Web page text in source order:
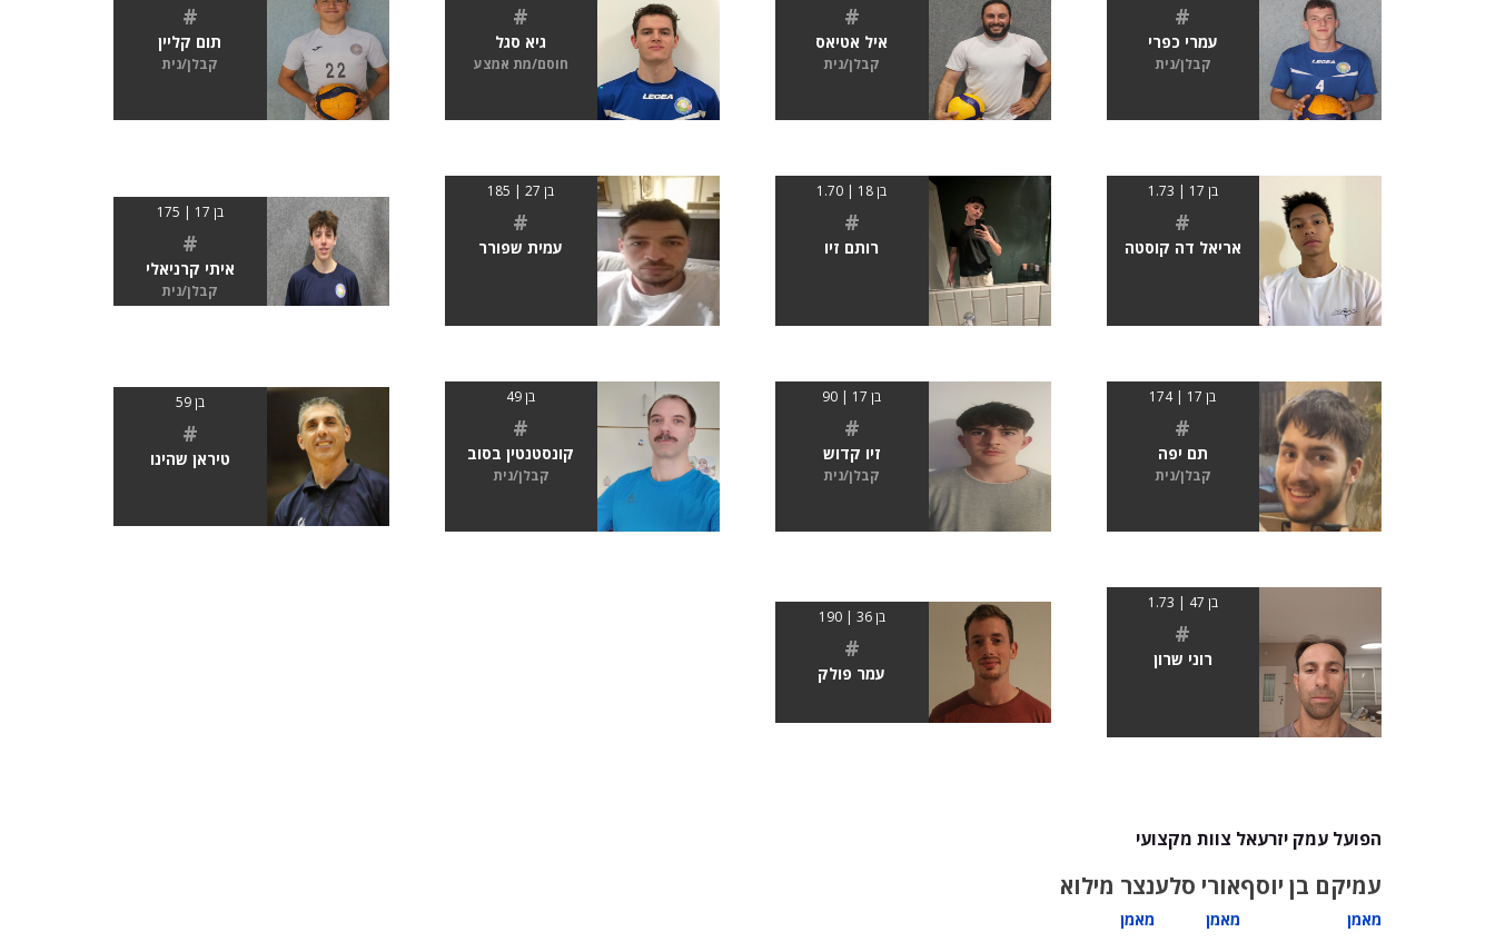
#
עמרי כפרי
קבלן/נית
#
איל אטיאס
קבלן/נית
#
גיא סגל
חוסם/מת אמצע
#
תום קליין
קבלן/נית
בן 17 | 1.73
#
אריאל דה קוסטה
בן 18 | 1.70
#
רותם זיו
בן 27 | 185
#
עמית שפורר
בן 17 | 175
#
איתי קרניאלי
קבלן/נית
בן 17 | 174
#
תם יפה
קבלן/נית
בן 17 | 90
#
זיו קדוש
קבלן/נית
בן 49
#
קונסטנטין בסוב
קבלן/נית
בן 59
#
טיראן שהינו
בן 47 | 1.73
#
רוני שרון
בן 36 | 190
#
עמר פולק
הפועל עמק יזרעאל צוות מקצועי
עמיקם בן יוסף
מאמן
אורי סלע
מאמן
נצר מילוא
מאמן